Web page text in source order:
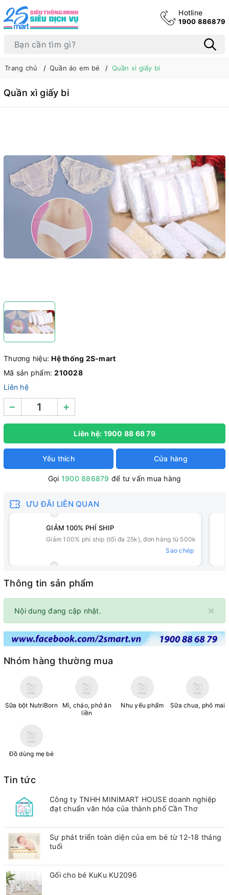
Hotline
1900 886879
Trang chủ Quần áo em bé Quần xì giấy bi
Quần xì giấy bi
Thương hiệu:Hệ thống 2S-mart
Mã sản phẩm:210028
Liên hệ
– +
Liên hệ: 1900 88 68 79
Yêu thích Cửa hàng
Gọi 1900 886879 để tư vấn mua hàng
ƯU ĐÃI LIÊN QUAN
GIẢM 100% PHÍ SHIP
Giảm 100% phí ship (tối đa 25k), đơn hàng từ 500k
Sao chép
Thông tin sản phẩm
×
Nội dung đang cập nhật.
Nhóm hàng thường mua
Sữa bột NutriBorn
Mì, cháo, phở ăn
liền
Nhu yếu phẩm Sữa chua, phô mai
Đồ dùng mẹ bé
Tin tức
Công ty TNHH MINIMART HOUSE doanh nghiệp
đạt chuẩn văn hóa của thành phố Cần Thơ
Sự phát triển toàn diện của em bé từ 12-18 tháng
tuổi
Gối cho bé KuKu KU2096